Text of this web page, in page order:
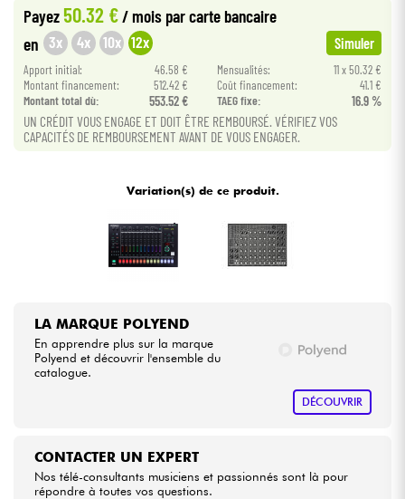
HiFi
Packs
Voir nos marques
Payez50.32 € / mois par carte bancaire
en 3x 4x 10x 12x Simuler
Apport initial: 46.58 € Mensualités:
11 x 50.32 €
Montant financement:
512.42 € Coût financement:
41.1 €
Montant total dù:
553.52 € TAEG fixe: 16.9 %
UN CRÉDIT VOUS ENGAGE ET DOIT ÊTRE REMBOURSÉ. VÉRIFIEZ VOS
CAPACITÉS DE REMBOURSEMENT AVANT DE VOUS ENGAGER.
Variation(s) de ce produit.
LA MARQUE POLYEND
En apprendre plus sur la marque
Polyend et découvrir l'ensemble du
catalogue.
DÉCOUVRIR
CONTACTER UN EXPERT
Nos télé-consultants musiciens et passionnés sont là pour
répondre à toutes vos questions.